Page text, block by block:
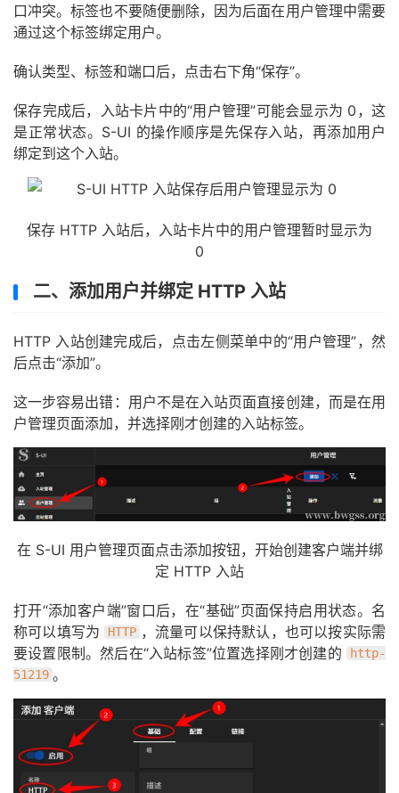
口冲突。标签也不要随便删除，因为后面在用户管理中需要
通过这个标签绑定用户。
确认类型、标签和端口后，点击右下角“保存”。
保存完成后，入站卡片中的“用户管理”可能会显示为 0，这
是正常状态。S-UI 的操作顺序是先保存入站，再添加用户
绑定到这个入站。
保存 HTTP 入站后，入站卡片中的用户管理暂时显示为
0
二、添加用户并绑定 HTTP 入站
HTTP 入站创建完成后，点击左侧菜单中的“用户管理”，然
后点击“添加”。
这一步容易出错：用户不是在入站页面直接创建，而是在用
户管理页面添加，并选择刚才创建的入站标签。
在 S-UI 用户管理页面点击添加按钮，开始创建客户端并绑
定 HTTP 入站
打开“添加客户端”窗口后，在“基础”页面保持启用状态。名
称可以填写为
HTTP ，流量可以保持默认，也可以按实际需
要设置限制。然后在“入站标签”位置选择刚才创建的
http-
51219 。